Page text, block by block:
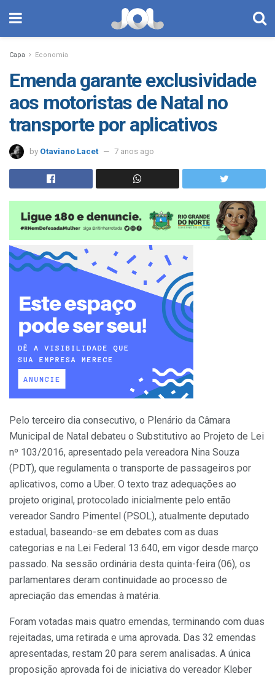
Capa Economia
Emenda garante exclusividade
aos motoristas de Natal no
transporte por aplicativos
by Otaviano Lacet 7 anos ago
Pelo terceiro dia consecutivo, o Plenário da Câmara
Municipal de Natal debateu o Substitutivo ao Projeto de Lei
nº 103/2016, apresentado pela vereadora Nina Souza
(PDT), que regulamenta o transporte de passageiros por
aplicativos, como a Uber. O texto traz adequações ao
projeto original, protocolado inicialmente pelo então
vereador Sandro Pimentel (PSOL), atualmente deputado
estadual, baseando-se em debates com as duas
categorias e na Lei Federal 13.640, em vigor desde março
passado. Na sessão ordinária desta quinta-feira (06), os
parlamentares deram continuidade ao processo de
apreciação das emendas à matéria.
Foram votadas mais quatro emendas, terminando com duas
rejeitadas, uma retirada e uma aprovada. Das 32 emendas
apresentadas, restam 20 para serem analisadas. A única
proposição aprovada foi de iniciativa do vereador Kleber